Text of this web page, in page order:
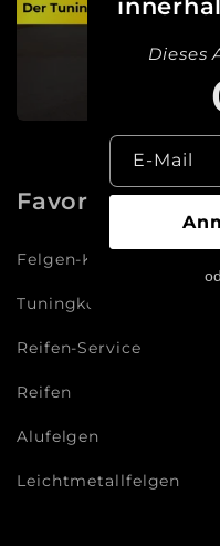
Dieses
E-Mail
Favoriten
Felgen-Konfigurator
Tuningkonfigurator
Reifen-Service
Reifen
Alufelgen
Leichtmetallfelgen